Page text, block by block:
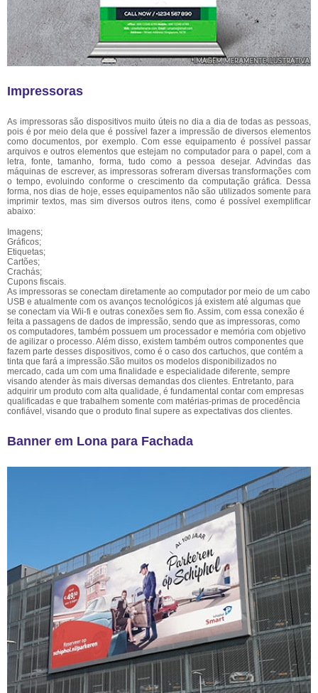
Impressoras
As impressoras são dispositivos muito úteis no dia a dia de todas as pessoas,
pois é por meio dela que é possível fazer a impressão de diversos elementos
como documentos, por exemplo. Com esse equipamento é possível passar
arquivos e outros elementos que estejam no computador para o papel, com a
letra, fonte, tamanho, forma, tudo como a pessoa desejar. Advindas das
máquinas de escrever, as impressoras sofreram diversas transformações com
o tempo, evoluindo conforme o crescimento da computação gráfica. Dessa
forma, nos dias de hoje, esses equipamentos não são utilizados somente para
imprimir textos, mas sim diversos outros itens, como é possível exemplificar
abaixo:
Imagens;
Gráficos;
Etiquetas;
Cartões;
Crachás;
Cupons fiscais.
As impressoras se conectam diretamente ao computador por meio de um cabo
USB e atualmente com os avanços tecnológicos já existem até algumas que
se conectam via Wii-fi e outras conexões sem fio. Assim, com essa conexão é
feita a passagens de dados de impressão, sendo que as impressoras, como
os computadores, também possuem um processador e memória com objetivo
de agilizar o processo. Além disso, existem também outros componentes que
fazem parte desses dispositivos, como é o caso dos cartuchos, que contém a
tinta que fará a impressão.São muitos os modelos disponibilizados no
mercado, cada um com uma finalidade e especialidade diferente, sempre
visando atender às mais diversas demandas dos clientes. Entretanto, para
adquirir um produto com alta qualidade, é fundamental contar com empresas
qualificadas e que trabalhem somente com matérias-primas de procedência
confiável, visando que o produto final supere as expectativas dos clientes.
Banner em Lona para Fachada